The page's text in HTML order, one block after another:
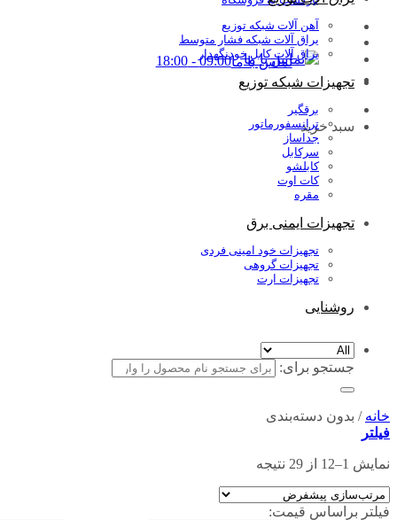
تماس با ما09:00 - 18:00
سبد خرید
آهن آلات شبکه توزیع
یراق آلات شبکه فشار متوسط
یراق آلات کابل خودنگهدار
تجهیزات شبکه توزیع
برقگیر
ترانسفورماتور
جداساز
سرکابل
کابلشو
کات اوت
مقره
تجهیزات ایمنی برق
تجهیزات خود امینی فردی
تجهیزات گروهی
تجهیزات ارت
روشنایی
جستجو برای:
خانه / بدون دسته‌بندی
فیلتر
نمایش 1–12 از 29 نتیجه
فیلتر براساس قیمت: